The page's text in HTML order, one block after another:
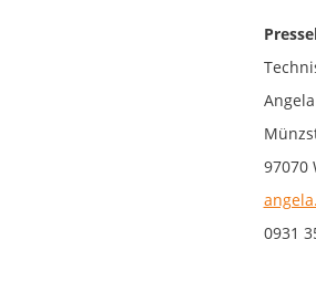
97070
0931